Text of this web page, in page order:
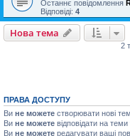
Останнє повідомлення
Відповіді: 4
Нова тема
2
ПРАВА ДОСТУПУ
Ви не можете створювати нові
Ви не можете відповідати на
Ви не можете редагувати ваші